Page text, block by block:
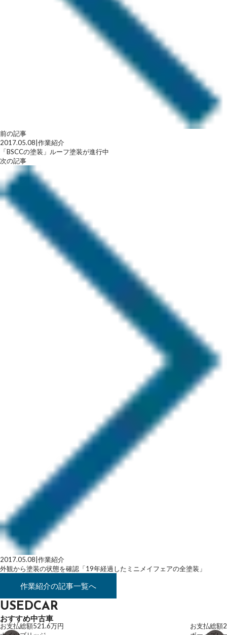
前の記事
2017.05.08 作業紹介
「BSCCの塗装」ルーフ塗装が進行中
次の記事
2017.05.08 作業紹介
外観から塗装の状態を確認「19年経過したミニメイフェアの全塗装」
作業紹介の記事一覧へ
USEDCAR
おすすめ中古車
お支払総額521.6万円
お支払総額